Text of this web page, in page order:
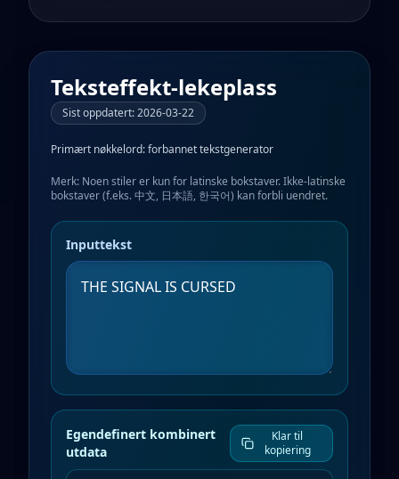
Teksteffekt-lekeplass
Sist oppdatert:2026-03-22
Primært nøkkelord:forbannet tekstgenerator
Merk: Noen stiler er kun for latinske bokstaver. Ikke-latinske
bokstaver (f.eks. 中文, 日本語, 한국어) kan forbli uendret.
Inputtekst
Egendefinert kombinert
utdata
Klar til
kopiering